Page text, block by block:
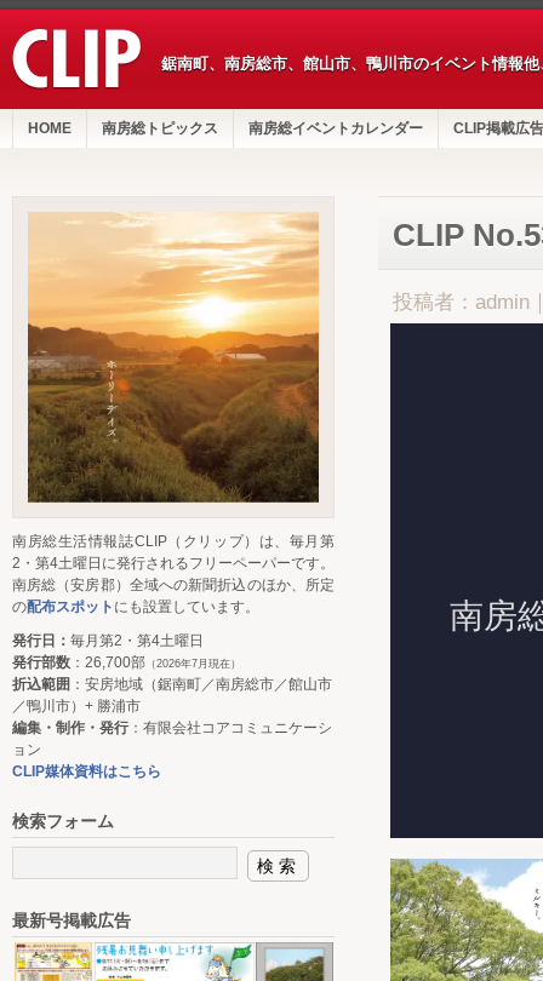
鋸南町、南房総市、館山市、鴨川市のイベント情報
HOME 南房総トピックス 南房総イベントカレンダー CLIP掲載広告
CLIP
投稿者：admin
南房総生活情報誌CLIP（クリップ）は、毎月第
2・第4土曜日に発行されるフリーペーパーです。
南房総（安房郡）全域への新聞折込のほか、所定
の配布スポット にも設置しています。
発行日： 毎月第2・第4土曜日
発行部数 ：26,700部 （2026年7月現在）
折込範囲 ：安房地域（鋸南町／南房総市／館山市
／鴨川市）+ 勝浦市
編集・制作・発行：有限会社コアコミュニケーシ
ョン
CLIP媒体資料はこちら
検索フォーム
最新号掲載広告